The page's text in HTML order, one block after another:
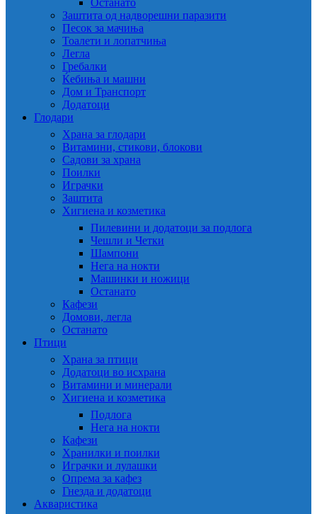
Останато
Заштита од надворешни паразити
Песок за мачиња
Тоалети и лопатчиња
Легла
Гребалки
Ќебиња и машни
Дом и Транспорт
Додатоци
Глодари
Храна за глодари
Витамини, стикови, блокови
Садови за храна
Поилки
Играчки
Заштита
Хигиена и козметика
Пилевини и додатоци за подлога
Чешли и Четки
Шампони
Нега на нокти
Машинки и ножици
Останато
Кафези
Домови, легла
Останато
Птици
Храна за птици
Додатоци во исхрана
Витамини и минерали
Хигиена и козметика
Подлога
Нега на нокти
Кафези
Хранилки и поилки
Играчки и лулашки
Опрема за кафез
Гнезда и додатоци
Акваристика